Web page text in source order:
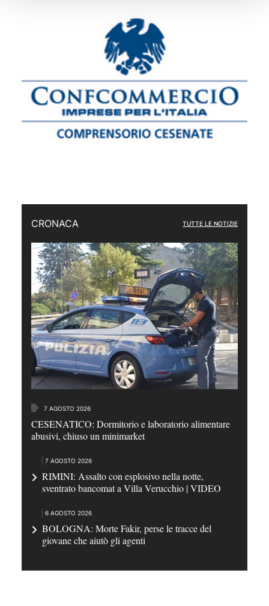
CRONACA TUTTE LE NOTIZIE
7 AGOSTO 2026
CESENATICO: Dormitorio e laboratorio alimentare
abusivi, chiuso un minimarket
7 AGOSTO 2026
RIMINI: Assalto con esplosivo nella notte,
sventrato bancomat a Villa Verucchio | VIDEO
6 AGOSTO 2026
BOLOGNA: Morte Fakir, perse le tracce del
giovane che aiutò gli agenti